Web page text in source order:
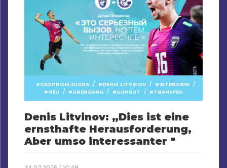
GAZPROM-JUGRA / DENIS LITVINOV / INTERVIEW /
NEU / ÜBERGANG / SURGUT / TRANSFER
Denis Litvinov: „Dies ist eine
ernsthafte Herausforderung,
Aber umso interessanter "